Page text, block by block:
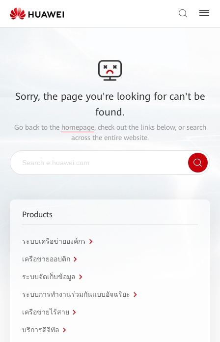
Sorry, the page you're looking for can't be
found.
Go back to the homepage, check out the links below, or search
across the entire website.
Products
ระบบเครือข่ายองค์กร
เครือข่ายออปติก
ระบบจัดเก็บข้อมูล
ระบบการทำงานร่วมกันแบบอัจฉริยะ
เครือข่ายไร้สาย
บริการดิจิทัล